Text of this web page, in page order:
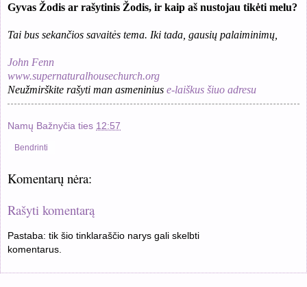
Gyvas Žodis ar rašytinis Žodis, ir kaip aš nustojau tikėti melu?
Tai bus sekančios savaitės tema. Iki tada, gausių palaiminimų,
John Fenn
www.supernaturalhousechurch.org
Neužmirškite rašyti man asmeninius e-laiškus šiuo adresu
Namų Bažnyčia ties 12:57
Bendrinti
Komentarų nėra:
Rašyti komentarą
Pastaba: tik šio tinklaraščio narys gali skelbti
komentarus.